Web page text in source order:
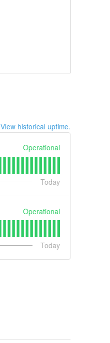
View historical uptime.
Operational
Today
Operational
Today